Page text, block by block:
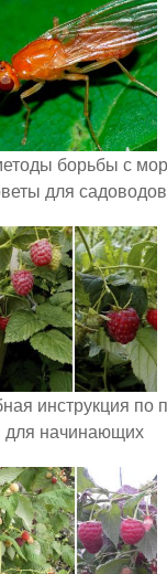
борьбы с
для садоводов
инструкция по
для начинающих